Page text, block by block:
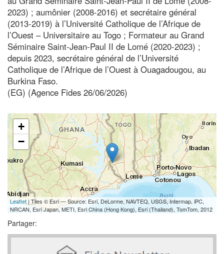
2023) ; aumônier (2008-2016) et secrétaire général
(2013-2019) à l’Université Catholique de l’Afrique de
l’Ouest – Universitaire au Togo ; Formateur au Grand
Séminaire Saint-Jean-Paul II de Lomé (2020-2023) ;
depuis 2023, secrétaire général de l’Université
Catholique de l’Afrique de l’Ouest à Ouagadougou, au
Burkina Faso.
(EG) (Agence Fides 26/06/2026)
+
−
Leaflet| Tiles © Esri — Source: Esri, DeLorme, NAVTEQ, USGS, Intermap, iPC,
NRCAN, Esri Japan, METI, Esri China (Hong Kong), Esri (Thailand), TomTom, 2012
Partager: